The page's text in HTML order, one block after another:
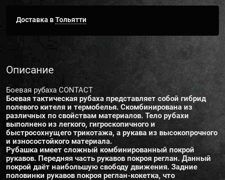
Доставка вТольятти
Описание
Боевая рубаха CONTACT
Боевая тактическая рубаха представляет собой гибрид
полевого кителя и термобелья. Скомбинирована из
различных по свойствам материалов. Тело рубахи
выполнено из легкого, гигроскопичного и
быстросохнущего трикотажа, а рукава из высокопрочного
и износостойкого материала.
Рубашка имеет сложный комбинированный покрой
рукавов. Передняя часть рукавов покроя реглан. Данный
покрой даёт наибольшую свободу движения. Задние
половинки рукавов покроя реглан-кокетка, что